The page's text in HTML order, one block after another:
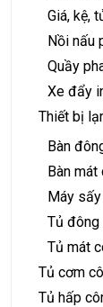
Giá, kệ,
Nồi nấu
Quầy
Xe đẩy
Thiết bị
Bàn
Bàn mát
Máy
Tủ đông
Tủ mát
Tủ cơm
Tủ hấp